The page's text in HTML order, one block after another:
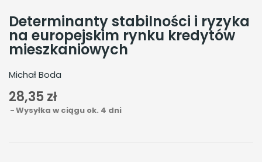
Determinanty stabilności i ryzyka
na europejskim rynku kredytów
mieszkaniowych
Michał Boda
28,35 zł
Wysyłka w ciągu ok. 4 dni